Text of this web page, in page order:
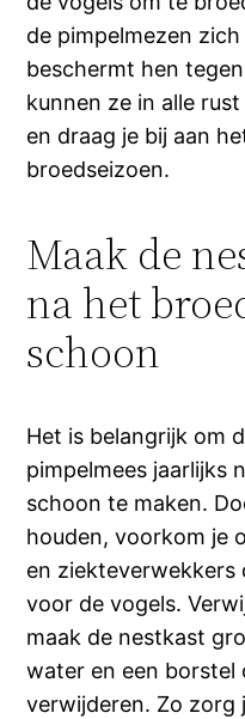
de pimpelmezen
beschermt hen
kunnen ze in alle
en draag je bij aan
broedseizoen.
Maak de
na het
schoon
Het is belangrijk om
pimpelmees jaarlijks
schoon te maken.
houden, voorkom je
en ziekteverwekkers
voor de vogels.
maak de nestkast
water en een borstel
verwijderen. Zo zorg